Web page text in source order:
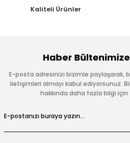
Kaliteli Ürünler
Haber Bültenimize
E-posta adresinizi bizimle paylaşarak,
iletişimleri almayı kabul ediyorsunuz.
hakkında daha fazla bilgi için